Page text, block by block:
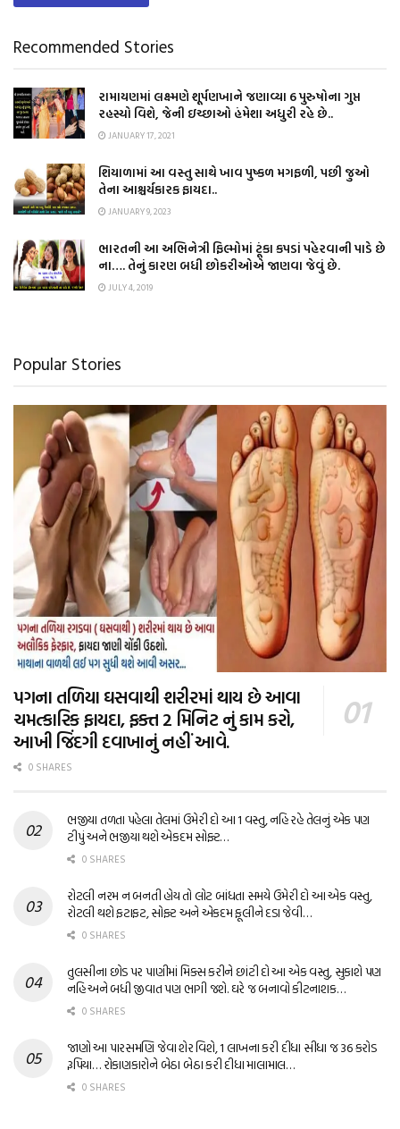
Recommended Stories
રામાયણમાં લક્ષ્મણે શૂર્પણખાને જણાવ્યા 6 પુરુષોના ગુપ્ત
રહસ્યો વિશે, જેની ઇચ્છાઓ હંમેશા અધુરી રહે છે..
JANUARY 17, 2021
શિયાળામાં આ વસ્તુ સાથે ખાવ પુષ્કળ મગફળી, પછી જુઓ
તેના આશ્ચર્યકારક ફાયદા..
JANUARY 9, 2023
ભારતની આ અભિનેત્રી ફિલ્મોમાં ટૂંકા કપડાં પહેરવાની પાડે છે
ના…. તેનું કારણ બધી છોકરીઓએ જાણવા જેવું છે.
JULY 4, 2019
Popular Stories
પગના તળિયા ઘસવાથી શરીરમાં થાય છે આવા
ચમત્કારિક ફાયદા, ફક્ત 2 મિનિટ નું કામ કરો,
આખી જિંદગી દવાખાનું નહીં આવે.
0 SHARES
ભજીયા તળતા પહેલા તેલમાં ઉમેરી દો આ 1 વસ્તુ, નહિ રહે તેલનું એક પણ
ટીપું અને ભજીયા થશે એકદમ સોફ્ટ…
0 SHARES
રોટલી નરમ ન બનતી હોય તો લોટ બાંધતા સમયે ઉમેરી દો આ એક વસ્તુ,
રોટલી થશે ફટાફટ, સોફ્ટ અને એકદમ ફૂલીને દડા જેવી…
0 SHARES
તુલસીના છોડ પર પાણીમાં મિક્સ કરીને છાંટી દો આ એક વસ્તુ, સુકાશે પણ
નહિ અને બધી જીવાત પણ ભાગી જશે. ઘરે જ બનાવો કીટનાશક…
0 SHARES
જાણો આ પારસમણિ જેવા શેર વિશે, 1 લાખના કરી દીધા સીધા જ 36 કરોડ
રૂપિયા… રોકાણકારોને બેઠા બેઠા કરી દીધા માલામાલ…
0 SHARES